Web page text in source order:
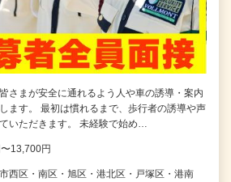
さまが安全に通れるよう人や車の誘導・案内
ます。 最初は慣れるまで、歩行者の誘導や声
いただきます。 未経験で始め…
13,700円
西区・南区・旭区・港北区・戸塚区・港南